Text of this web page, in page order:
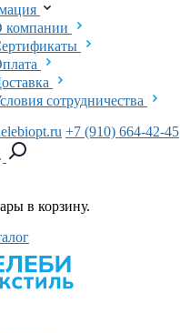
компании
сотрудничества
+7 (910) 664-42-45
в корзину.